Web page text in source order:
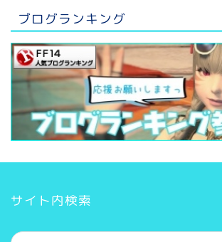
ブログランキング
サイト内検索